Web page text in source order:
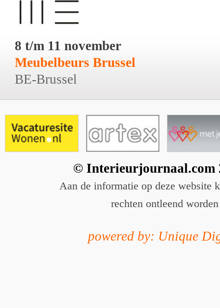
8 t/m 11 november
Meubelbeurs Brussel
BE-Brussel
© Interieurjournaal.com
Aan de informatie op deze website
rechten ontleend worden
powered by: Unique